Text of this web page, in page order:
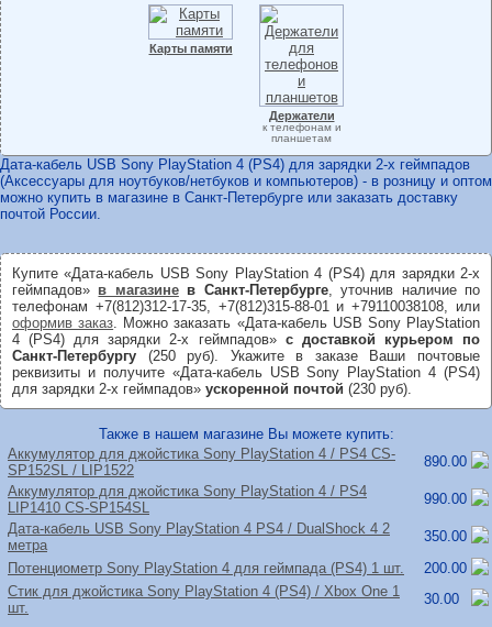
Карты памяти
Держатели
к телефонам и
планшетам
Дата-кабель USB Sony PlayStation 4 (PS4) для зарядки 2-х геймпадов
(Аксессуары для ноутбуков/нетбуков и компьютеров) - в розницу и оптом
можно купить в магазине в Санкт-Петербурге или заказать доставку
почтой России.
Купите «Дата-кабель USB Sony PlayStation 4 (PS4) для зарядки 2-х
геймпадов» в магазинев Санкт-Петербурге, уточнив наличие по
телефонам +7(812)312-17-35, +7(812)315-88-01 и +79110038108, или
оформив заказ . Можно заказать «Дата-кабель USB Sony PlayStation
4 (PS4) для зарядки 2-х геймпадов» с доставкой курьером по
Санкт-Петербургу (250 руб). Укажите в заказе Ваши почтовые
реквизиты и получите «Дата-кабель USB Sony PlayStation 4 (PS4)
для зарядки 2-х геймпадов» ускоренной почтой (230 руб).
Также в нашем магазине Вы можете купить:
Аккумулятор для джойстика Sony PlayStation 4 / PS4 CS-
SP152SL / LIP1522
890.00
Аккумулятор для джойстика Sony PlayStation 4 / PS4
LIP1410 CS-SP154SL
990.00
Дата-кабель USB Sony PlayStation 4 PS4 / DualShock 4 2
метра
350.00
Потенциометр Sony PlayStation 4 для геймпада (PS4) 1 шт.
200.00
Стик для джойстика Sony PlayStation 4 (PS4) / Xbox One 1
шт.
30.00